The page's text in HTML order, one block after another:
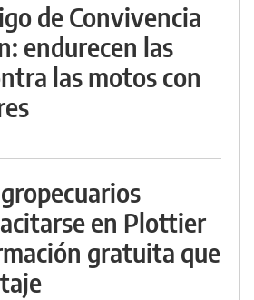
de Convivencia
endurecen las
las motos con
en Plottier
gratuita que